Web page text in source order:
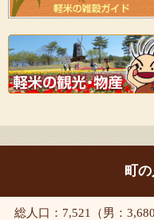
町
総人口：7,521（男：